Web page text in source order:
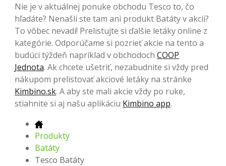
Nie je v aktuálnej ponuke obchodu Tesco to, čo
hľadáte? Nenašli ste tam ani produkt Batáty v akcii?
To vôbec nevadí! Prelistujte si ďalšie letáky online z
kategórie. Odporúčame si pozrieť akcie na tento a
budúci týždeň napríklad v obchodoch COOP
Jednota. Ak chcete ušetriť, nezabudnite si vždy pred
nákupom prelistovať akciové letáky na stránke
Kimbino.sk. A aby ste mali akcie vždy po ruke,
stiahnite si aj našu aplikáciu Kimbino app.
Produkty
Batáty
Tesco Batáty